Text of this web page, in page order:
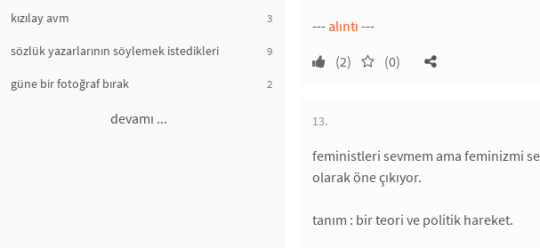
kızılay avm 3
sözlük yazarlarının söylemek istedikleri 9
güne bir fotoğraf bırak 2
devamı ...
---alıntı ---
(2)
(0)
13.
feministleri sevmem ama feminizmi
olarak öne çıkıyor.
tanım : bir teori ve politik hareket.